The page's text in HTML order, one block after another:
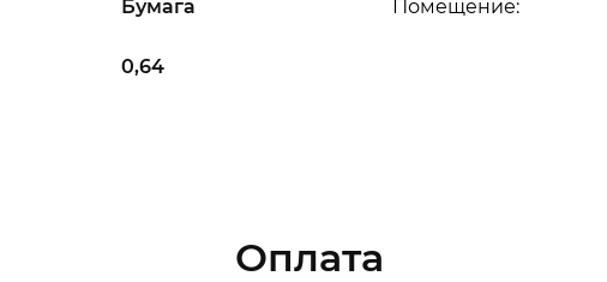
0,64
Бумага Помещение:
Оплата